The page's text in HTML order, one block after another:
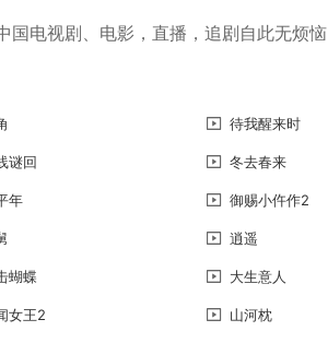
国电视剧、电影，直播，追剧自此无烦恼
待我醒来时
谜回 冬去春来
年 御赐小仵作2
逍遥
蝴蝶 大生意人
女王2 山河枕